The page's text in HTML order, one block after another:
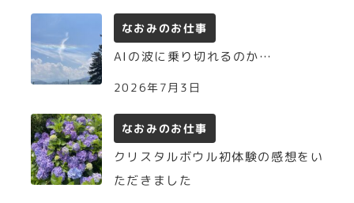
なおみのお仕事
AIの波に乗り切れるのか…
2026年7月3日
なおみのお仕事
クリスタルボウル初体験の感想をい
ただきました